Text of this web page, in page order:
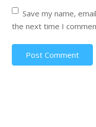
Save my name,
the next time I
Post Comment